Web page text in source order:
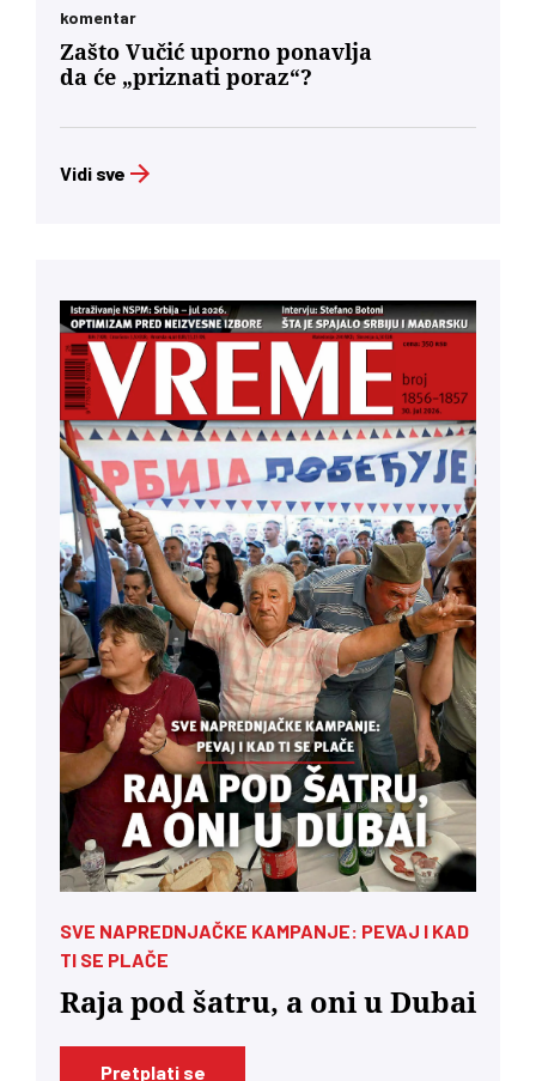
komentar
Zašto Vučić uporno ponavlja
da će „priznati poraz“?
Vidi sve
SVE NAPREDNJAČKE KAMPANJE: PEVAJ I KAD
TI SE PLAČE
Raja pod šatru, a oni u Dubai
Pretplati se